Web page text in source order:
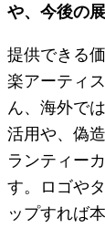
や、今後の
提供できる
楽アーティ
ん、海外で
活用や、偽
ランティー
す。ロゴや
ップすれば